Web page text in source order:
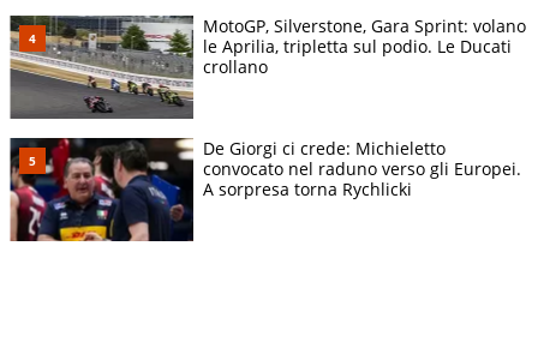
MotoGP, Silverstone, Gara Sprint: volano
le Aprilia, tripletta sul podio. Le Ducati
crollano
De Giorgi ci crede: Michieletto
convocato nel raduno verso gli Europei.
A sorpresa torna Rychlicki